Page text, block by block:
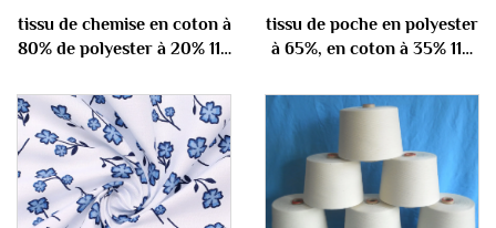
tissu de chemise en coton à
80% de polyester à 20% 110
tissu de poche en polyester
à 65%, en coton à 35% 110